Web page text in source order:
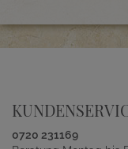
0720 231169